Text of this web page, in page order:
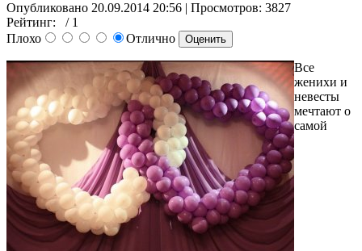
Опубликовано 20.09.2014 20:56 | Просмотров: 3827
Рейтинг:
/ 1
Плохо
Отлично
Все
женихи и
невесты
мечтают о
самой